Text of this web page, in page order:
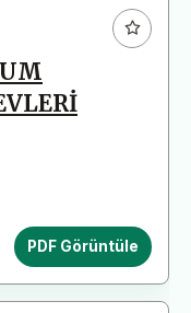
PDF Görüntüle